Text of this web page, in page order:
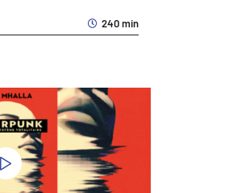
240 min